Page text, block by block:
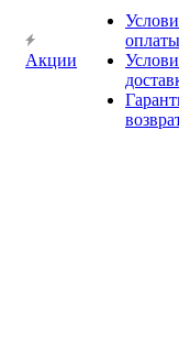
Акции
оплаты